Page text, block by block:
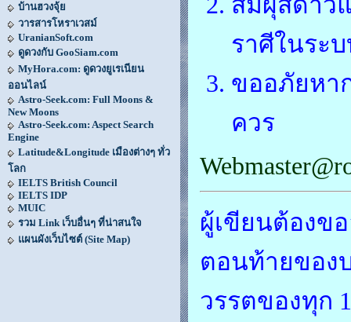
บ้านฮวงจุ้ย
วารสารโหราเวสม์
UranianSoft.com
ดูดวงกับ GooSiam.com
MyHora.com: ดูดวงยูเรเนียน
ออนไลน์
Astro-Seek.com: Full Moons &
New Moons
Astro-Seek.com: Aspect Search
Engine
Latitude&Longitude เมืองต่างๆ ทั่ว
โลก
IELTS British Council
IELTS IDP
MUIC
รวม Link เว็บอื่นๆ ที่น่าสนใจ
แผนผังเว็บไซต์ (Site Map)
ราศีในระ
ขออภัยหา
ควร
ผู้เขียนต้องข
ตอนท้ายของ
วรรตของทุก